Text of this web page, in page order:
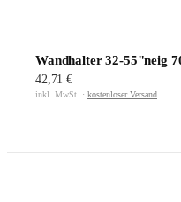
Wandhalter 32-55"neig
42,71 €
inkl. MwSt. · kostenloser Versand